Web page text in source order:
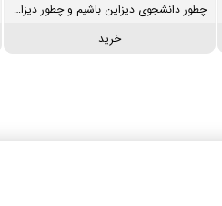
چطور دانشجوی دیزاین باشیم و چطور دیزاین را آموزش دهیم
خرید